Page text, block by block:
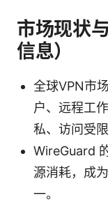
市场现状
信息）
全球VPN市
户、远程工
私、访问受
WireGuard
源消耗，成
一。